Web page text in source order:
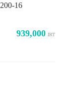
16
939,000 IRT